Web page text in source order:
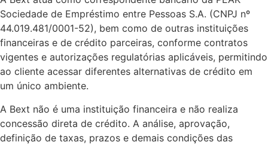
Sociedade de Empréstimo entre Pessoas S.A. (CNPJ nº
44.019.481/0001-52), bem como de outras instituições
financeiras e de crédito parceiras, conforme contratos
vigentes e autorizações regulatórias aplicáveis, permitindo
ao cliente acessar diferentes alternativas de crédito em
um único ambiente.
A Bext não é uma instituição financeira e não realiza
concessão direta de crédito. A análise, aprovação,
definição de taxas, prazos e demais condições das